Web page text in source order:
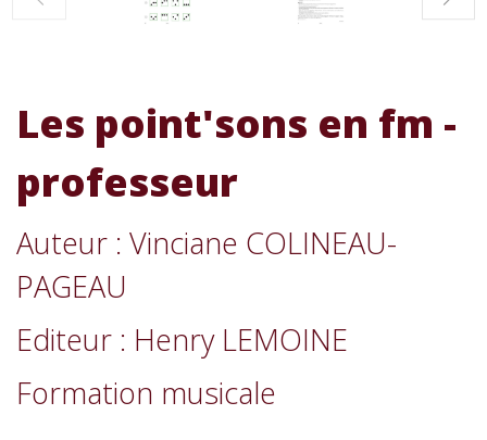
Les point'sons en fm -
professeur
Auteur : Vinciane COLINEAU-
PAGEAU
Editeur : Henry LEMOINE
Formation musicale